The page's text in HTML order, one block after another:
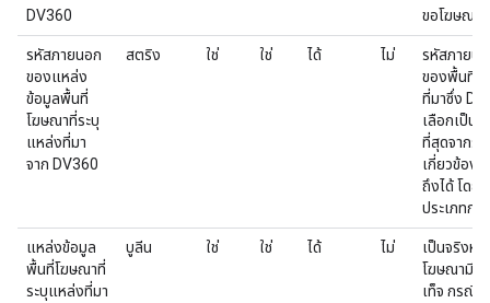
DV360
ขอโฆษณา
รหัสภายนอก
ของแหล่ง
ข้อมูลพื้นที่
โฆษณาที่ระบุ
แหล่งที่มา
จาก DV360
สตริง ใช่ ใช่ ได้ ไม่
รหัสภายน
ของพื้นที่โ
ที่มาซึ่ง
เลือกเป็น
ที่สุดจากร
เกี่ยวข้อง
ถึงได้ โดย
ประเภทกา
แหล่งข้อมูล
พื้นที่โฆษณาที่
ระบุแหล่งที่มา
บูลีน ใช่ ใช่ ได้ ไม่
เป็นจริงห
โฆษณามีใ
เท็จ กรณีอื่